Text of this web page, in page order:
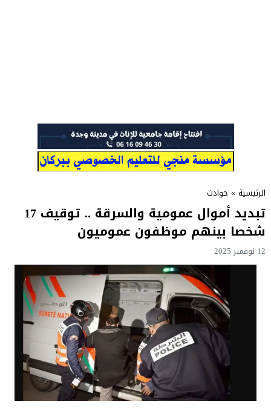
الرئيسية » حوادث
تبديد أموال عمومية والسرقة .. توقيف 17
شخصا بينهم موظفون عموميون
12 نوفمبر 2025